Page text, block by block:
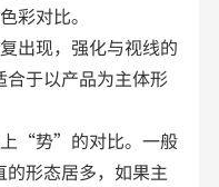
对比。
现，强化与视线的
于以产品为主体形
“势”的对比。一般
形态居多，如果主